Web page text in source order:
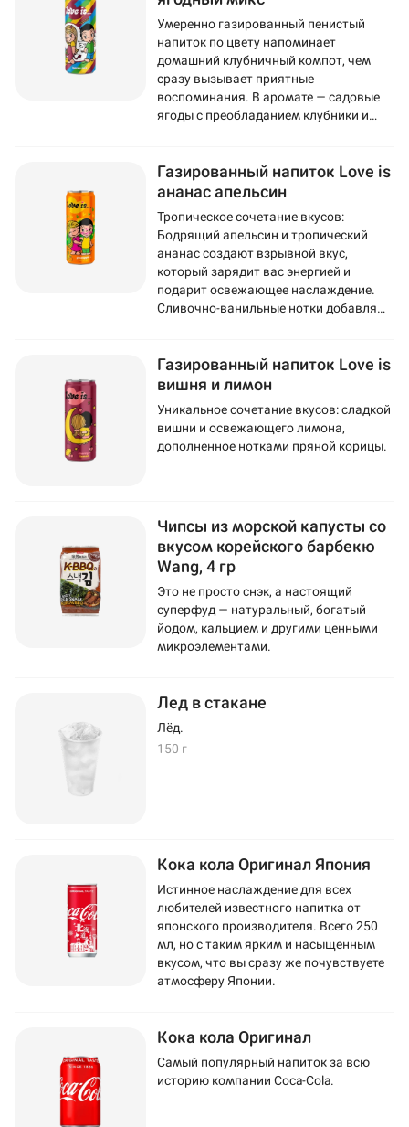
Умеренно газированный пенистый
напиток по цвету напоминает
домашний клубничный компот, чем
сразу вызывает приятные
воспоминания. В аромате — садовые
ягоды с преобладанием клубники и
популярную жвачку Love Is.
Газированный напиток Love is
ананас апельсин
Тропическое сочетание вкусов:
Бодрящий апельсин и тропический
ананас создают взрывной вкус,
который зарядит вас энергией и
подарит освежающее наслаждение.
Сливочно-ванильные нотки добавляют
Газированный напиток Love is
вишня и лимон
Уникальное сочетание вкусов: сладкой
вишни и освежающего лимона,
дополненное нотками пряной корицы.
Чипсы из морской капусты со
вкусом корейского барбекю
Wang, 4 гр
Это не просто снэк, а настоящий
суперфуд — натуральный, богатый
йодом, кальцием и другими ценными
микроэлементами.
Лед в стакане
Лёд.
150 г
Кока кола Оригинал Япония
Истинное наслаждение для всех
любителей известного напитка от
японского производителя. Всего 250
мл, но с таким ярким и насыщенным
вкусом, что вы сразу же почувствуете
атмосферу Японии.
Кока кола Оригинал
Самый популярный напиток за всю
историю компании Coca-Cola.